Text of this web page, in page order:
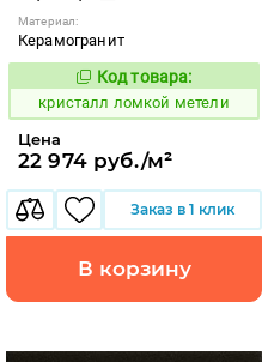
Материал:
Керамогранит
818550
Код товара:
кристалл ломкой метели
Цена
22 974 руб./м²
Заказ в 1 клик
В корзину